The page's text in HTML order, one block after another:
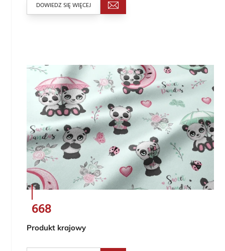
DOWIEDZ SIĘ WIĘCEJ
668
Produkt krajowy